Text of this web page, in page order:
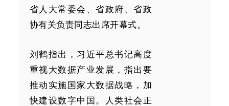
省人大常委会、省政府、省政
协有关负责同志出席开幕式。
刘鹤指出，习近平总书记高度
重视大数据产业发展，指出要
推动实施国家大数据战略，加
快建设数字中国。人类社会正